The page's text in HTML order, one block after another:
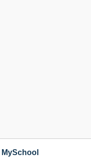
MySchool